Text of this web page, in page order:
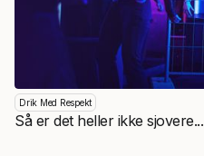
Drik Med Respekt
Så er det heller ikke sjovere...